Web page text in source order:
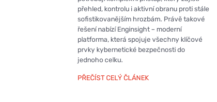
přehled, kontrolu i aktivní obranu proti stále
sofistikovanějším hrozbám. Právě takové
řešení nabízí Enginsight – moderní
platforma, která spojuje všechny klíčové
prvky kybernetické bezpečnosti do
jednoho celku.
PŘEČÍST CELÝ ČLÁNEK